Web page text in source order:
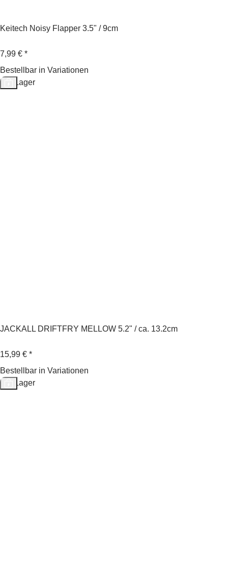
Keitech Noisy Flapper 3.5" / 9cm
7,99 € *
Bestellbar in Variationen
Auf Lager
JACKALL DRIFTFRY MELLOW 5.2" / ca. 13.2cm
15,99 € *
Bestellbar in Variationen
Auf Lager